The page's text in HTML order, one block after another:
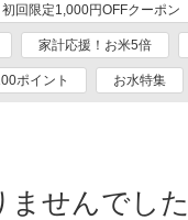
初回限定1,000円OFFクーポン
家計応援！お米5倍
ポイント お水特集
せんでした